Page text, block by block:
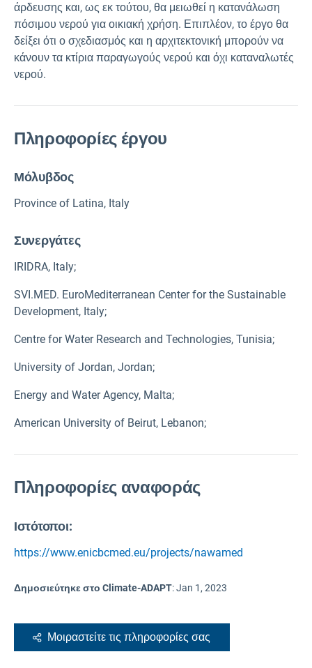
άρδευσης και, ως εκ τούτου, θα μειωθεί η κατανάλωση
πόσιμου νερού για οικιακή χρήση. Επιπλέον, το έργο θα
δείξει ότι ο σχεδιασμός και η αρχιτεκτονική μπορούν να
κάνουν τα κτίρια παραγωγούς νερού και όχι καταναλωτές
νερού.
Πληροφορίες έργου
Μόλυβδος
Province of Latina, Italy
Συνεργάτες
IRIDRA, Italy;
SVI.MED. EuroMediterranean Center for the Sustainable
Development, Italy;
Centre for Water Research and Technologies, Tunisia;
University of Jordan, Jordan;
Energy and Water Agency, Malta;
American University of Beirut, Lebanon;
Πληροφορίες αναφοράς
Ιστότοποι:
https://www.enicbcmed.eu/projects/nawamed
Δημοσιεύτηκε στο Climate-ADAPT:Jan 1, 2023
Μοιραστείτε τις πληροφορίες σας